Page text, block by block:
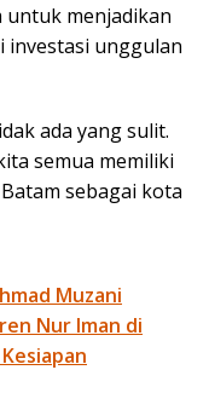
untuk menjadikan
investasi unggulan
ada yang sulit.
semua memiliki
sebagai kota
Muzani
Nur Iman di